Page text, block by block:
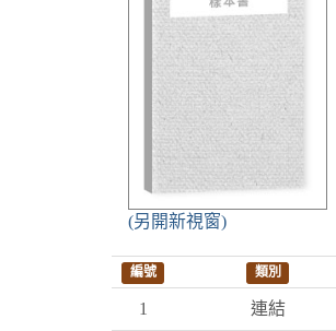
(另開新視窗)
編號 類別
1 連結